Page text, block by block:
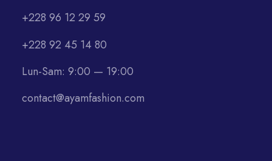
+228 96 12 29 59
+228 92 45 14 80
Lun-Sam: 9:00 — 19:00
contact@ayamfashion.com